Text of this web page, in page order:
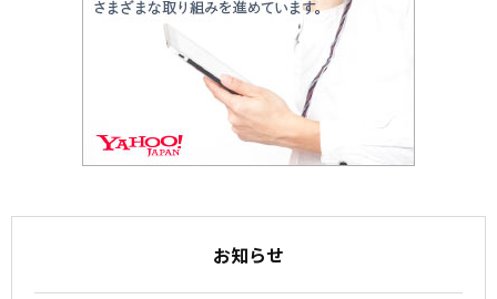
お知らせ